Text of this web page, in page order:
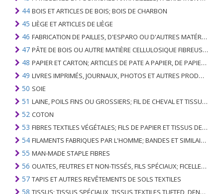
44 BOIS ET ARTICLES DE BOIS; BOIS DE CHARBON
45 LIÈGE ET ARTICLES DE LIÈGE
46 FABRICATION DE PAILLES, D'ESPARO OU D'AUTRES MATÉRIAUX DE COULÉE; BASKETWARE ET WICKERWORK
47 PÂTE DE BOIS OU AUTRE MATIÈRE CELLULOSIQUE FIBREUSE; PAPIER OU CARTON RÉCUPÉRÉ (DÉCHETS ET DÉCHETS)
48 PAPIER ET CARTON; ARTICLES DE PATE A PAPIER, DE PAPIER OU DE CARTON
49 LIVRES IMPRIMÉS, JOURNAUX, PHOTOS ET AUTRES PRODUITS DE L'INDUSTRIE DE L'IMPRIMERIE; MANUSCRITS, TYPESCRIPTS ET PLANS
50 SOIE
51 LAINE, POILS FINS OU GROSSIERS; FIL DE CHEVAL ET TISSU TISSÉ
52 COTON
53 FIBRES TEXTILES VÉGÉTALES; FILS DE PAPIER ET TISSUS DE FILS DE PAPIER
54 FILAMENTS FABRIQUES PAR L'HOMME; BANDES ET SIMILAIRES DE MATIERES TEXTILES SYNTHETIQUES
55 MAN-MADE STAPLE FIBRES
56 OUATES, FEUTRES ET NON-TISSÉS, FILS SPÉCIAUX; FICELLES, CORDES, CORDES, CÂBLES ET ARTICLES ASSOCIÉS
57 TAPIS ET AUTRES REVÊTEMENTS DE SOLS TEXTILES
58 TISSUS; TISSUS SPÉCIAUX, TISSUS TEXTILES TUFTED, DENTELLE, TAPISSERIES, GARNITURES, BRODERIES